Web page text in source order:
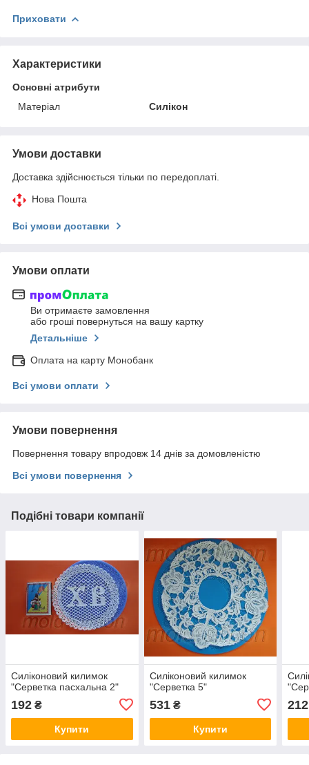
Приховати
Характеристики
Основні атрибути
Матеріал
Силікон
Умови доставки
Доставка здійснюється тільки по передоплаті.
Нова Пошта
Всі умови доставки
Умови оплати
Ви отримаєте замовлення
або гроші повернуться на вашу картку
Детальніше
Оплата на карту Монобанк
Всі умови оплати
Умови повернення
Повернення товару впродовж 14 днів за домовленістю
Всі умови повернення
Подібні товари компанії
Силіконовий килимок
"Серветка пасхальна 2"
192 ₴
Купити
Силіконовий килимок
"Серветка 5"
531₴
Купити
212